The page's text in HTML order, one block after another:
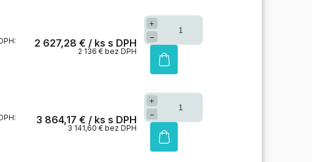
2 627,28 € / ks
2 136 € bez DPH
+
−
3 864,17 € / ks
3 141,60 € bez DPH
+
−